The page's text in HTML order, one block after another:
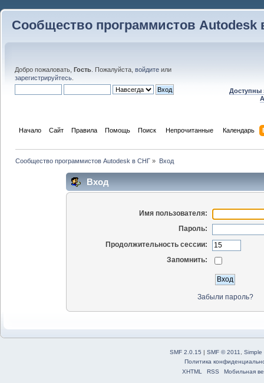
Сообщество программистов Autodesk
Добро пожаловать, Гость . Пожалуйста, войдите или
зарегистрируйтесь
Доступны
Начало Сайт Правила Помощь Поиск Непрочитанные Календарь
Сообщество программистов Autodesk в СНГ » Вход
Вход
Имя пользователя:
Пароль:
Продолжительность сессии:
Запомнить:
Забыли пароль?
SMF 2.0.15 SMF © 2011, Simple
Политика
XHTML
RSS Мобильная